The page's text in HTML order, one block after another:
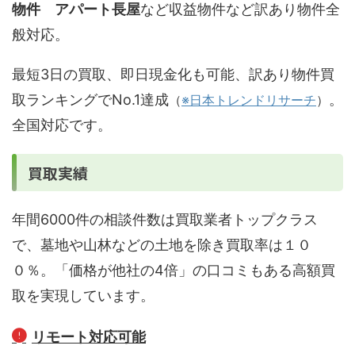
物件 アパート長屋など収益物件など訳あり物件全
般対応。
最短3日の買取、即日現金化も可能、訳あり物件買
取ランキングでNo.1達成 （※日本トレンドリサーチ） 。
全国対応です。
買取実績
年間6000件の相談件数は買取業者トップクラス
で、墓地や山林などの土地を除き買取率は１０
０％。「価格が他社の4倍」の口コミもある高額買
取を実現しています。
リモート対応可能